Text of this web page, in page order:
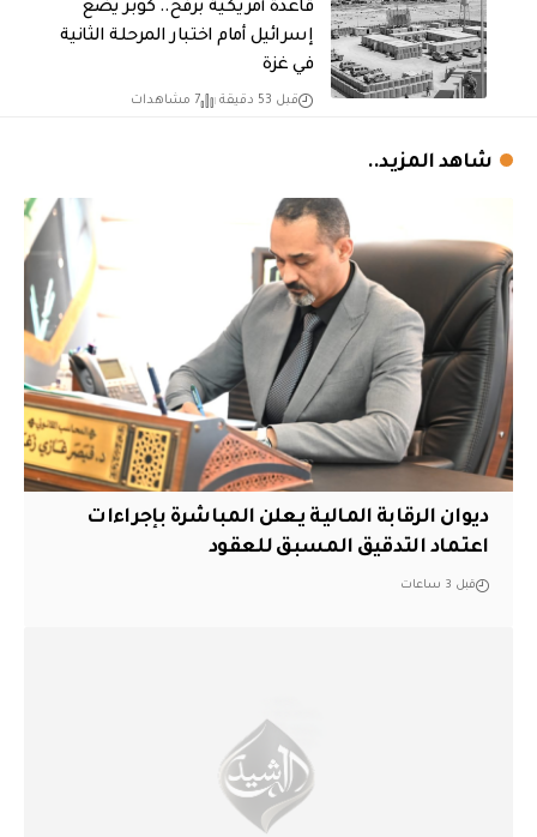
قاعدة أمريكية برفح.. كوبر يضع
إسرائيل أمام اختبار المرحلة الثانية
في غزة
قبل 53 دقيقة 7 مشاهدات
شاهد المزيد..
ديوان الرقابة المالية يعلن المباشرة بإجراءات
اعتماد التدقيق المسبق للعقود
قبل 3 ساعات